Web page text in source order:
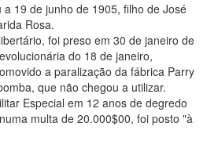
19 de junho de 1905, filho de José
Rosa.
foi preso em 30 de janeiro de
do 18 de janeiro,
a paralização da fábrica Parry
que não chegou a utilizar.
Especial em 12 anos de degredo
multa de 20.000$00, foi posto "à